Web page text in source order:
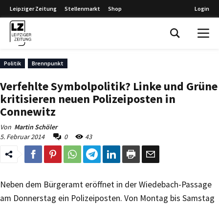
Leipziger Zeitung Stellenmarkt Shop Login
Politik Brennpunkt
Verfehlte Symbolpolitik? Linke und Grüne
kritisieren neuen Polizeiposten in
Connewitz
Von Martin Schöler
5. Februar 2014
0 43
Neben dem Bürgeramt eröffnet in der Wiedebach-Passage
am Donnerstag ein Polizeiposten. Von Montag bis Samstag